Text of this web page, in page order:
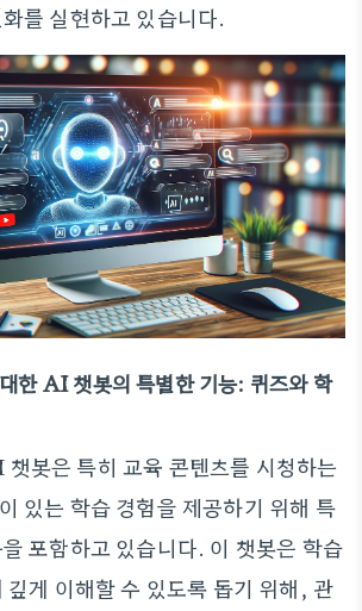
를 실현하고 있습니다.
한 AI 챗봇의 특별한 기능: 퀴즈와 학
봇은 특히 교육 콘텐츠를 시청하는
있는 학습 경험을 제공하기 위해 특
포함하고 있습니다. 이 챗봇은 학습
깊게 이해할 수 있도록 돕기 위해, 관